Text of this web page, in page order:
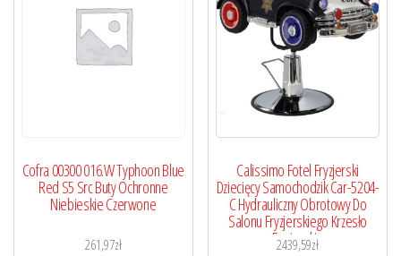
Cofra 00300 016.W Typhoon Blue
Red S5 Src Buty Ochronne
Niebieskie Czerwone
261,97zł
Calissimo Fotel Fryzjerski
Dziecięcy Samochodzik Car-5204-
C Hydrauliczny Obrotowy Do
Salonu Fryzjerskiego Krzesło
Fryzjerskie
2439,59zł